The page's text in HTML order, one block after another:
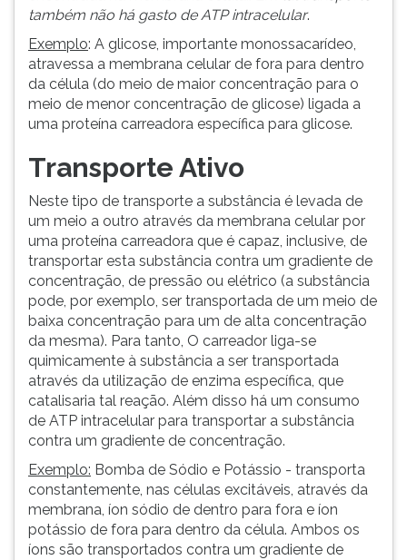
instrução
novamente.
também não há gasto de ATP intracelular.
Exemplo: A glicose, importante monossacarídeo,
atravessa a membrana celular de fora para dentro
da célula (do meio de maior concentração para o
meio de menor concentração de glicose) ligada a
uma proteína carreadora específica para glicose.
Transporte Ativo
Neste tipo de transporte a substância é levada de
um meio a outro através da membrana celular por
uma proteína carreadora que é capaz, inclusive, de
transportar esta substância contra um gradiente de
concentração, de pressão ou elétrico (a substância
pode, por exemplo, ser transportada de um meio de
baixa concentração para um de alta concentração
da mesma). Para tanto, O carreador liga-se
quimicamente à substância a ser transportada
através da utilização de enzima específica, que
catalisaria tal reação. Além disso há um consumo
de ATP intracelular para transportar a substância
contra um gradiente de concentração.
Exemplo: Bomba de Sódio e Potássio - transporta
constantemente, nas células excitáveis, através da
membrana, íon sódio de dentro para fora e íon
potássio de fora para dentro da célula. Ambos os
íons são transportados contra um gradiente de